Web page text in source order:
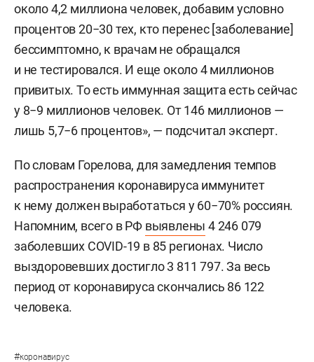
около 4,2 миллиона человек, добавим условно
процентов 20−30 тех, кто перенес [заболевание]
бессимптомно, к врачам не обращался
и не тестировался. И еще около 4 миллионов
привитых. То есть иммунная защита есть сейчас
у 8−9 миллионов человек. От 146 миллионов —
лишь 5,7−6 процентов», — подсчитал эксперт.
По словам Горелова, для замедления темпов
распространения коронавируса иммунитет
к нему должен выработаться у 60−70% россиян.
Напомним, всего в РФ выявлены 4 246 079
заболевших COVID-19 в 85 регионах. Число
выздоровевших достигло 3 811 797. За весь
период от коронавируса скончались 86 122
человека.
#коронавирус